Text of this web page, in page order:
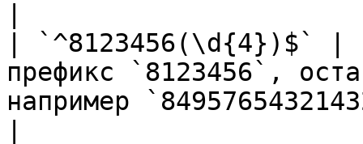
| `^8123456(\d{4})$` |
префикс `8123456`,
например